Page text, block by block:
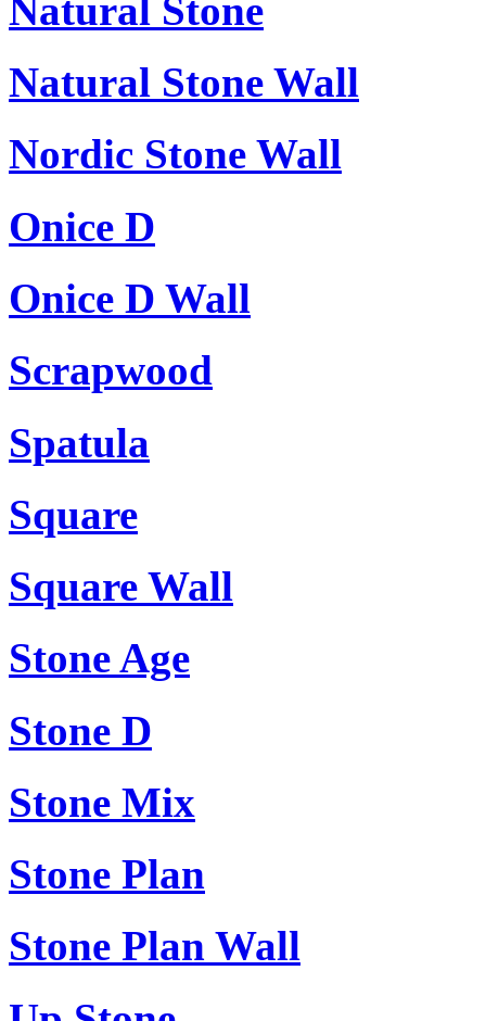
Natural Stone
Natural Stone Wall
Nordic Stone Wall
Onice D
Onice D Wall
Scrapwood
Spatula
Square
Square Wall
Stone Age
Stone D
Stone Mix
Stone Plan
Stone Plan Wall